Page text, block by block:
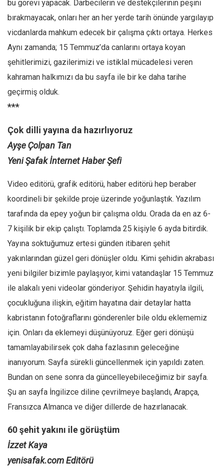
bu görevi yapacak. Darbecilerin ve destekçilerinin peşini
bırakmayacak, onları her an her yerde tarih önünde yargılayıp
vicdanlarda mahkum edecek bir çalışma çıktı ortaya. Herkes
Aynı zamanda; 15 Temmuz’da canlarını ortaya koyan
şehitlerimizi, gazilerimizi ve istiklal mücadelesi veren
kahraman halkımızı da bu sayfa ile bir ke daha tarihe
geçirmiş olduk.
***
Çok dilli yayına da hazırlıyoruz
Ayşe Çolpan Tan
Yeni Şafak İnternet Haber Şefi
Video editörü, grafik editörü, haber editörü hep beraber
koordineli bir şekilde proje üzerinde yoğunlaştık. Yazılım
tarafında da epey yoğun bir çalışma oldu. Orada da en az 6-
7 kişilik bir ekip çalıştı. Toplamda 25 kişiyle 6 ayda bitirdik.
Yayına soktuğumuz ertesi günden itibaren şehit
yakınlarından güzel geri dönüşler oldu. Kimi şehidin akrabası
yeni bilgiler bizimle paylaşıyor, kimi vatandaşlar 15 Temmuz
ile alakalı yeni videolar gönderiyor. Şehidin hayatıyla ilgili,
çocukluğuna ilişkin, eğitim hayatına dair detaylar hatta
kabristanın fotoğraflarını gönderenler bile oldu eklememiz
için. Onları da eklemeyi düşünüyoruz. Eğer geri dönüşü
tamamlayabilirsek çok daha fazlasının geleceğine
inanıyorum. Sayfa sürekli güncellenmek için yapıldı zaten.
Bundan on sene sonra da güncelleyebileceğimiz bir sayfa.
Şu an sayfa İngilizce diline çevrilmeye başlandı, Arapça,
Fransızca Almanca ve diğer dillerde de hazırlanacak.
60 şehit yakını ile görüştüm
İzzet Kaya
yenisafak.com Editörü